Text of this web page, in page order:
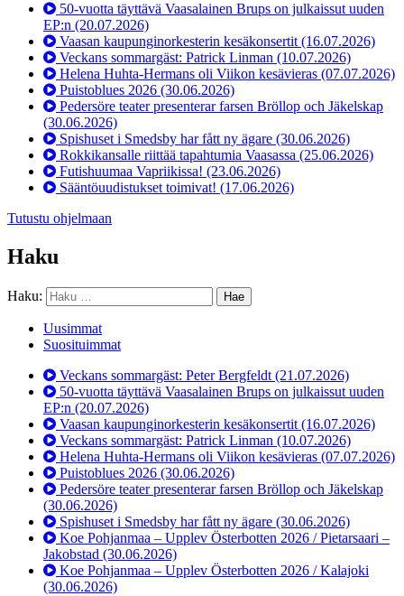
50-vuotta täyttävä Vaasalainen Brups on julkaissut uuden
EP:n (20.07.2026)
Vaasan kaupunginorkesterin kesäkonsertit (16.07.2026)
Veckans sommargäst: Patrick Linman (10.07.2026)
Helena Huhta-Hermans oli Viikon kesävieras (07.07.2026)
Puistoblues 2026 (30.06.2026)
Pedersöre teater presenterar farsen Bröllop och Jäkelskap
(30.06.2026)
Spishuset i Smedsby har fått ny ägare (30.06.2026)
Rokkikansalle riittää tapahtumia Vaasassa (25.06.2026)
Futishuumaa Vapriikissa! (23.06.2026)
Sääntöuudistukset toimivat! (17.06.2026)
Tutustu ohjelmaan
Haku
Haku:
Uusimmat
Suosituimmat
Veckans sommargäst: Peter Bergfeldt (21.07.2026)
50-vuotta täyttävä Vaasalainen Brups on julkaissut uuden
EP:n (20.07.2026)
Vaasan kaupunginorkesterin kesäkonsertit (16.07.2026)
Veckans sommargäst: Patrick Linman (10.07.2026)
Helena Huhta-Hermans oli Viikon kesävieras (07.07.2026)
Puistoblues 2026 (30.06.2026)
Pedersöre teater presenterar farsen Bröllop och Jäkelskap
(30.06.2026)
Spishuset i Smedsby har fått ny ägare (30.06.2026)
Koe Pohjanmaa – Upplev Österbotten 2026 / Pietarsaari –
Jakobstad (30.06.2026)
Koe Pohjanmaa – Upplev Österbotten 2026 / Kalajoki
(30.06.2026)